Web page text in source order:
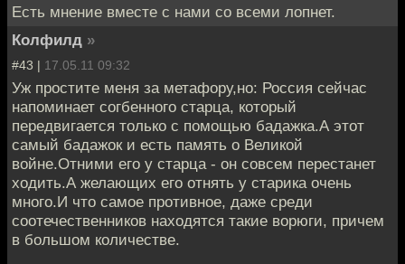
Есть мнение вместе с нами со всеми лопнет.
Колфилд »
#43 | 17.05.11 09:32
Уж простите меня за метафору,но: Россия сейчас
напоминает согбенного старца, который
передвигается только с помощью бадажка.А этот
самый бадажок и есть память о Великой
войне.Отними его у старца - он совсем перестанет
ходить.А желающих его отнять у старика очень
много.И что самое противное, даже среди
соотечественников находятся такие ворюги, причем
в большом количестве.